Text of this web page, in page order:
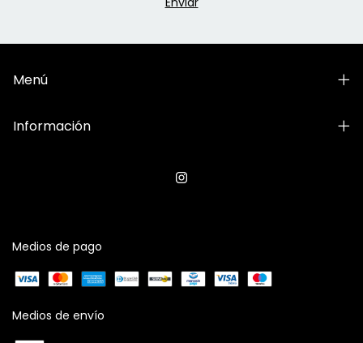
Menú
Información
Medios de pago
Medios de envío